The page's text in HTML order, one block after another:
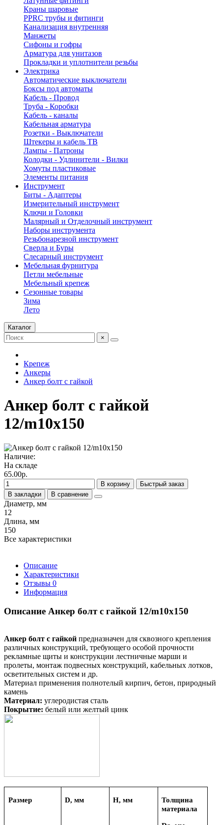
Краны шаровые
PPRC трубы и фитинги
Канализация внутренняя
Манжеты
Сифоны и гофры
Арматура для унитазов
Прокладки и уплотнители резьбы
Электрика
Автоматические выключатели
Боксы под автоматы
Кабель - Провод
Труба - Коробки
Кабель - каналы
Кабельная арматура
Розетки - Выключатели
Штекеры и кабель ТВ
Лампы - Патроны
Колодки - Удлинители - Вилки
Хомуты пластиковые
Элементы питания
Инструмент
Биты - Адаптеры
Измерительный инструмент
Ключи и Головки
Малярный и Отделочный инструмент
Наборы инструмента
Резьбонарезной инструмент
Сверла и Буры
Слесарный инструмент
Мебельная фурнитура
Петли мебельные
Мебельный крепеж
Сезонные товары
Зима
Лето
Каталог
×
Крепеж
Анкеры
Анкер болт с гайкой
Анкер болт с гайкой
12/m10х150
Наличие:
На складе
65.00р.
В корзину
Быстрый заказ
В закладки
В сравнение
Диаметр, мм
12
Длина, мм
150
Все характеристики
Описание
Характеристики
Отзывы 0
Информация
Описание Анкер болт с гайкой 12/m10х150
Анкер болт с гайкой предназначен для сквозного крепления
различных конструкций, требующего особой прочности
рекламные щиты и конструкции лестничные марши и
пролеты, монтаж подвесных конструкций, кабельных лотков,
осветительных систем и др.
Материал применения полнотелый кирпич, бетон, природный
камень
Материал: углеродистая сталь
Покрытие: белый или желтый цинк
Размер D, мм H, мм
Толщина
материала